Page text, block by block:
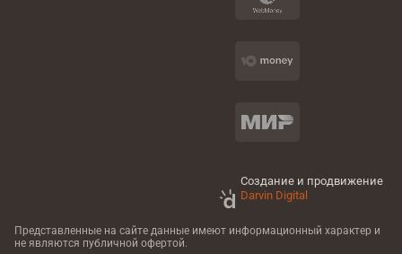
Создание и продвижение
Darvin Digital
Представленные на сайте данные имеют информационный характер и
не являются публичной офертой.